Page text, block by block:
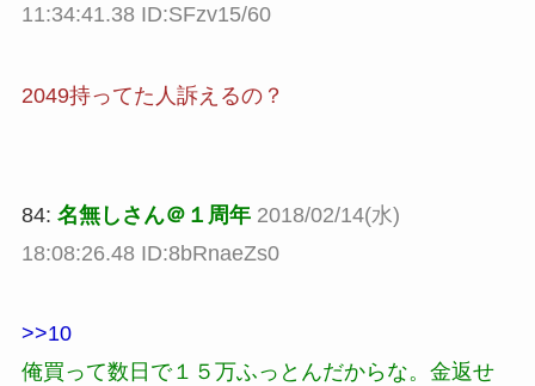
11:34:41.38 ID:SFzv15/60
2049持ってた人訴えるの？
84: 名無しさん＠１周年 2018/02/14(水)
18:08:26.48 ID:8bRnaeZs0
>>10
俺買って数日で１５万ふっとんだからな。金返せ